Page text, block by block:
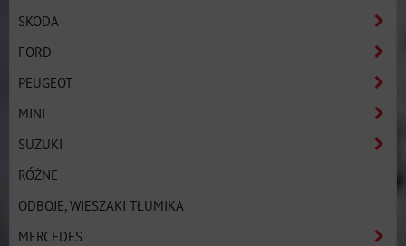
SKODA
FORD
PEUGEOT
MINI
SUZUKI
RÓŻNE
ODBOJE, WIESZAKI TŁUMIKA
MERCEDES